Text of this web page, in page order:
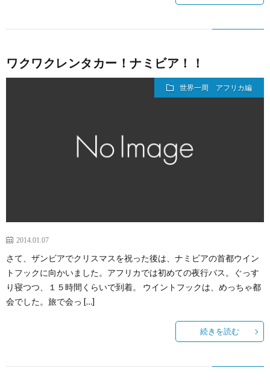
ワクワクレンタカー！ナミビア！！
世界一周 アフリカ編
2014.01.07
さて、ザンビアでクリスマスを祝った後は、ナミビアの首都ウイン
トフックに向かいました。アフリカでは初めての夜行バス。ぐっす
り寝つつ、１５時間くらいで到着。 ウイントフックは、めっちゃ都
会でした。旅で会っ […]
続きを読む